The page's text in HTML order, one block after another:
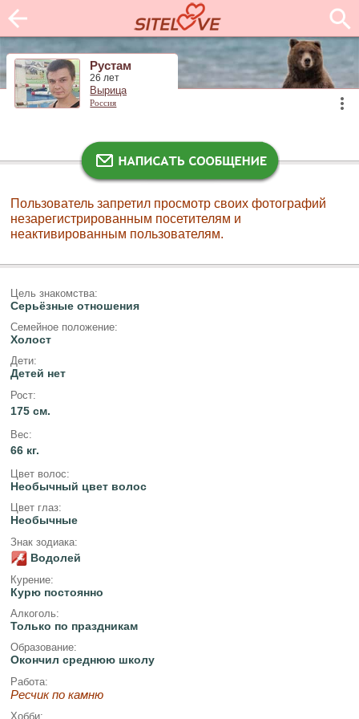
Рустам
26 лет
Вырица
Россия
Пользователь запретил просмотр своих фотографий
незарегистрированным посетителям и
неактивированным пользователям.
Цель знакомства:
Серьёзные отношения
Семейное положение:
Холост
Дети:
Детей нет
Рост:
175 см.
Вес:
66 кг.
Цвет волос:
Необычный цвет волос
Цвет глаз:
Необычные
Знак зодиака:
Водолей
Курение:
Курю постоянно
Алкоголь:
Только по праздникам
Образование:
Окончил среднюю школу
Работа:
Ресчик по камню
Хобби: